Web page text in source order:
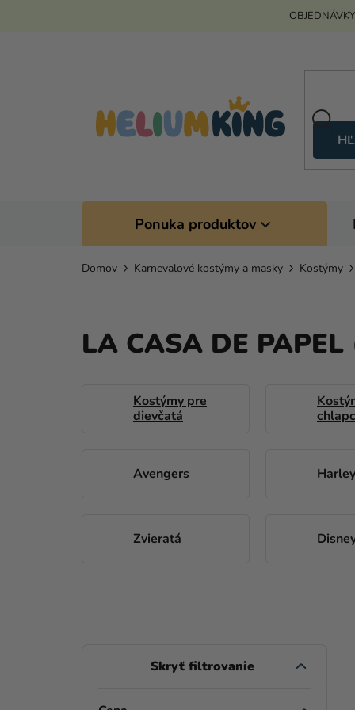
Ponuka produktov
Domov Karnevalové kostýmy a masky Kostýmy
LA CASA DE
Kostýmy pre
dievčatá
Avengers
Zvieratá